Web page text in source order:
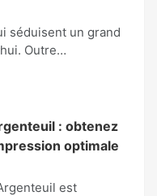
séduisent un grand
Outre…
: obtenez
optimale
est